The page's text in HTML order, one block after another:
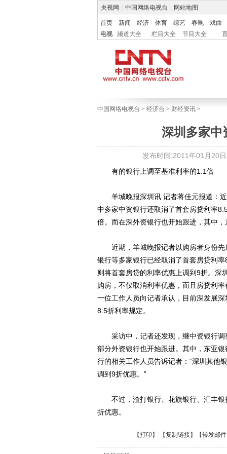
央视网 中国网络电视台 网站地图
首页 新闻 经济 体育 综艺 春晚
戏曲
电视
频道大全 栏目大全 节目大全
中国网络电视台 > 经济台 > 财经资讯 >
深圳多家中
发布时间:2011年01月20
有的银行上调至基准利率的1.1倍
羊城晚报深圳讯 记者蒋佳元报道：近
中多家中资银行还取消了首套房贷利率
倍。而在深外资银行也开始跟进，其中
近期，羊城晚报记者以购房者身份先
银行等多家银行已经取消了首套房贷利
则将首套房贷的利率优惠上调到9折。深
购房，不仅取消利率优惠，而且房贷利
一位工作人员向记者承认，目前深发展
8.5折利率规定。
采访中，记者还发现，继中资银行调
部分外资银行也开始跟进。其中，东亚
行的相关工作人员告诉记者：“深圳其他
调到9折优惠。”
不过，渣打银行、花旗银行、汇丰银
折优惠。
【打印 】 【复制链接】【转发邮件